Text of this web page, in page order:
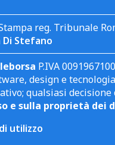
reg. Tribunale
Di Stefano
P.IVA
design e
qualsiasi
e sulla proprietà dei
utilizzo